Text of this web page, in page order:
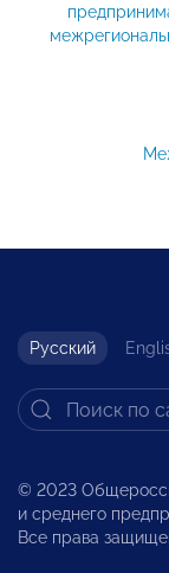
Русский
© 2023
и среднего
Все права